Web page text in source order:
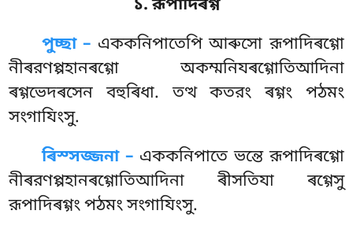
১. রূপাদিৰগ্গ
পুচ্ছা – এককনিপাতেপিআৰুসো রূপাদিৰগ্গো
নীৰরণপ্পহানৰগ্গো অকম্মনিযৰগ্গোতিআদিনা
ৰগ্গভেদৰসেন বহুৰিধা. তত্থ কতরং ৰগ্গং পঠমং
সংগাযিংসু.
ৰিস্সজ্জনা –এককনিপাতে ভন্তে রূপাদিৰগ্গো
নীৰরণপ্পহানৰগ্গোতিআদিনা ৰীসতিযা ৰগ্গেসু
রূপাদিৰগ্গং পঠমং সংগাযিংসু.